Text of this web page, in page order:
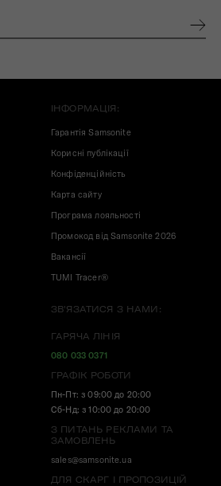
ІНФОРМАЦІЯ:
Гарантія Samsonite
Корисні публікації
Конфіденційність
Карта сайту
Програма лояльності
Промокод від Samsonite 2026
Вакансії
TUMI Tracer®
ЗВ'ЯЗАТИСЯ З НАМИ:
ГАРЯЧА ЛІНІЯ
080 033 0371
ГРАФІК РОБОТИ
Пн-Пт: з 09:00 до 20:00
Сб-Нд: з 10:00 до 20:00
З ПИТАНЬ РЕКЛАМИ ТА
ЗАМОВЛЕНЬ
sales@samsonite.ua
ДЛЯ СКАРГ І ПРОПОЗИЦІЙ